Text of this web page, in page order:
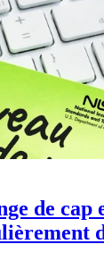
de cap